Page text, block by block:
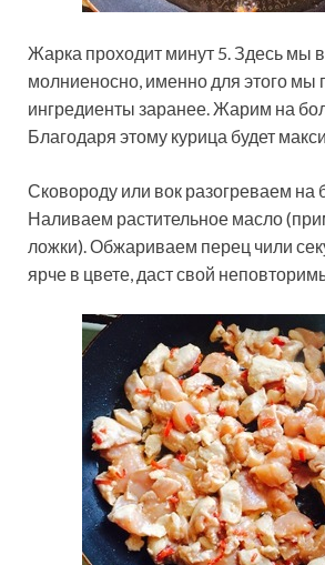
Жарка проходит минут 5. Здесь мы
молниеносно, именно для этого мы
ингредиенты заранее. Жарим на
Благодаря этому курица будет
Сковороду или вок разогреваем на
Наливаем растительное масло
ложки). Обжариваем перец чили
ярче в цвете, даст свой